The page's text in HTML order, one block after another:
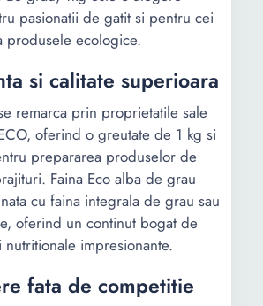
pasionatii de gatit si pentru cei
produsele ecologice.
si calitate superioara
remarca prin proprietatile sale
oferind o greutate de 1 kg si
prepararea produselor de
Faina Eco alba de grau
cu faina integrala de grau sau
oferind un continut bogat de
impresionante.
fata de competitie